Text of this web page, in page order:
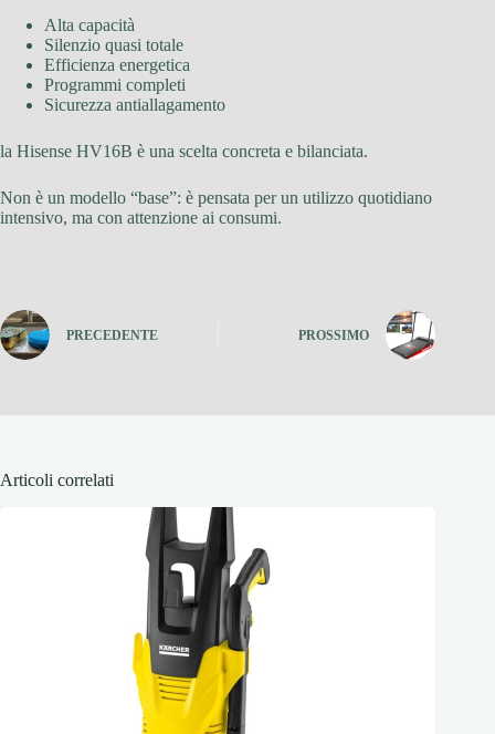
Alta capacità
Silenzio quasi totale
Efficienza energetica
Programmi completi
Sicurezza antiallagamento
la Hisense HV16B è una scelta concreta e bilanciata.
Non è un modello “base”: è pensata per un utilizzo quotidiano
intensivo, ma con attenzione ai consumi.
PRECEDENTE PROSSIMO
Articoli correlati